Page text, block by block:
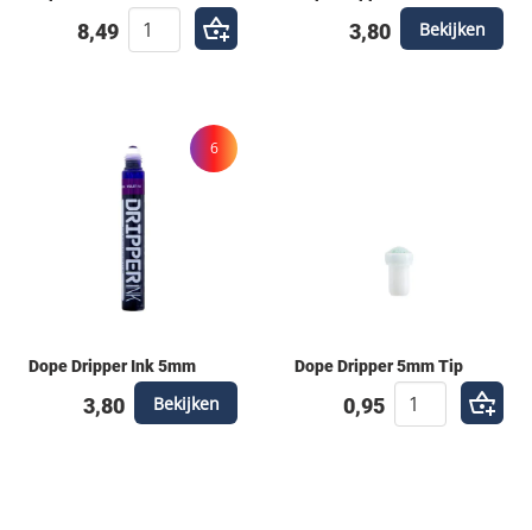
8,49 3,80 Bekijken
6
Dope Dripper Ink 5mm
3,80 Bekijken
Dope Dripper 5mm Tip
0,95